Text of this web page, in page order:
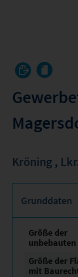
Kröning ,
Grunddaten
Größe der
unbebauten
Größe der
mit